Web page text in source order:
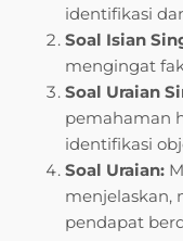
identifikasi
Soal Isian
mengingat
Soal Uraian
pemahaman
identifikasi
Soal Uraian:
menjelaskan,
pendapat